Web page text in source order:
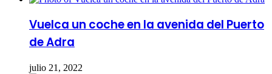
Vuelca un coche en la avenida del Puerto
de Adra
julio 21, 2022